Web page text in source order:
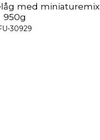
med miniaturemix
950g
30929